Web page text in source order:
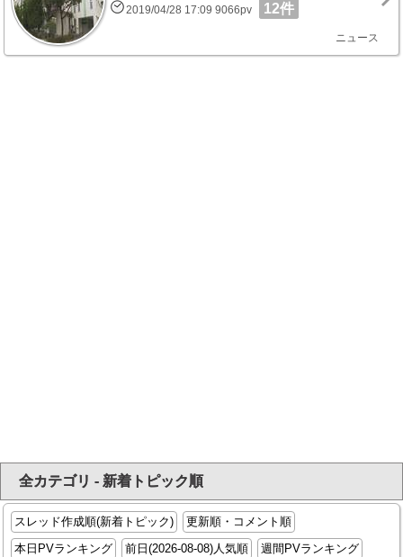
2019/04/28 17:09 9066pv 12件
ニュース
全カテゴリ - 新着トピック順
スレッド作成順(新着トピック)
更新順・コメント順
本日PVランキング
前日(2026-08-08)人気順
週間PVランキング